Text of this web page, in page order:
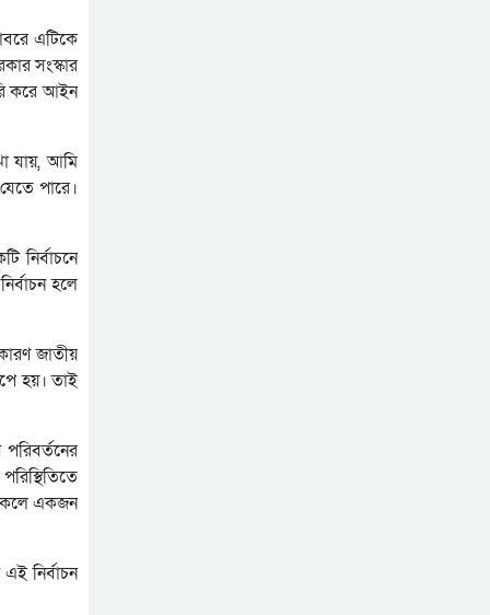
এটিকে
সংস্কার
করে আইন
যায়, আমি
পারে।
নির্বাচনে
হলে
জাতীয়
হয়। তাই
একজন
নির্বাচন